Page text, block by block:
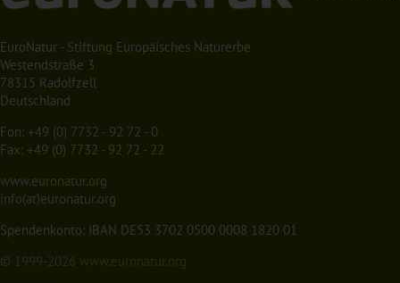
EuroNatur - Stiftung Europäisches Naturerbe
Westendstraße 3
78315 Radolfzell
Deutschland
Fon: +49 (0) 7732 - 92 72 - 0
Fax: +49 (0) 7732 - 92 72 - 22
www.euronatur.org
info(at)euronatur.org
Spendenkonto: IBAN DE53 3702 0500 0008 1820 01
© 1999-2026 www.euronatur.org